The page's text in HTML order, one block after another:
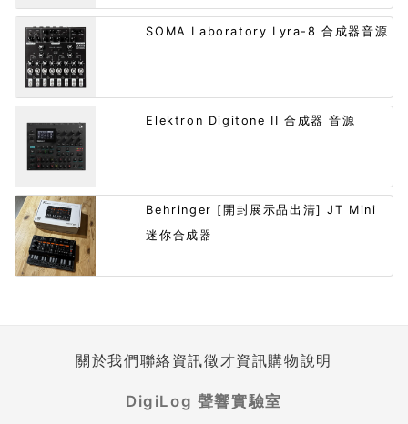
SOMA Laboratory Lyra-8 合成器音源
Elektron Digitone II 合成器 音源
Behringer [開封展示品出清] JT Mini
迷你合成器
關於我們聯絡資訊徵才資訊購物說明
DigiLog 聲響實驗室